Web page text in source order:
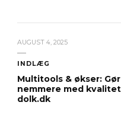
AUGUST 4, 2025
INDLÆG
Multitools & økser:
nemmere med
dolk.dk